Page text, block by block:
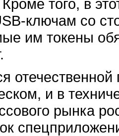
того, в
ключам со
им токены
и в
рынка